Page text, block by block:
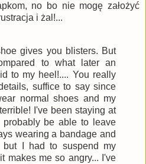
no bo nie mogę założyć
i żal!...
gives you blisters. But
to what later an
to my heel!.... You really
suffice to say since
normal shoes and my
I've been staying at
probably be able to leave
wearing a bandage and
but I had to suspend my
makes me so angry... I've